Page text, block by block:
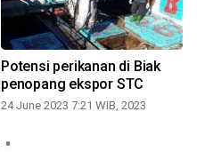
Potensi perikanan di Biak
penopang ekspor STC
24 June 2023 7:21 WIB, 2023